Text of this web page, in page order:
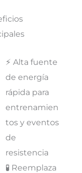
⚡ Alta fuente
de energía
rápida para
entrenamien
tos y eventos
de
resistencia
🧪 Reemplaza